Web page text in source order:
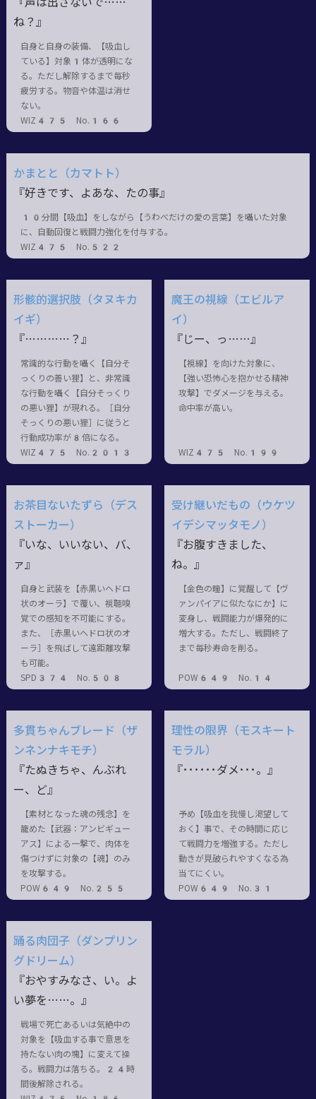
ね？』
自身と自身の装備、【吸血し
ている】対象1体が透明にな
る。ただし解除するまで毎秒
疲労する。物音や体温は消せ
ない。
WIZ475 No.166
かまとと（カマトト）
『好きです、よあな、たの事』
10分間【吸血】をしながら【うわべだけの愛の言葉】を囁いた対象
に、自動回復と戦闘力強化を付与する。
WIZ475 No.522
形骸的選択肢（タヌキカ
イギ）
『…………？』
常識的な行動を囁く【自分そ
っくりの善い狸】と、非常識
な行動を囁く【自分そっくり
の悪い狸】が現れる。［自分
そっくりの悪い狸］に従うと
行動成功率が8倍になる。
WIZ475 No.2013
魔王の視線（エビルア
イ）
『じー、っ……』
【視線】を向けた対象に、
【強い恐怖心を抱かせる精神
攻撃】でダメージを与える。
命中率が高い。
WIZ475 No.199
お茶目ないたずら（デス
ストーカー）
『いな、いいない、バ、
ァ』
自身と武装を【赤黒いヘドロ
状のオーラ】で覆い、視聴嗅
覚での感知を不可能にする。
また、［赤黒いヘドロ状のオ
ーラ］を飛ばして遠距離攻撃
も可能。
SPD374 No.508
受け継いだもの（ウケツ
イデシマッタモノ）
『お腹すきました、
ね。』
【金色の瞳】に覚醒して【ヴ
ァンパイアに似たなにか】に
変身し、戦闘能力が爆発的に
増大する。ただし、戦闘終了
まで毎秒寿命を削る。
POW649 No.14
多貫ちゃんブレード（ザ
ンネンナキモチ）
『たぬきちゃ、んぶれ
ー、ど』
【素材となった魂の残念】を
籠めた【武器：アンビギュー
アス】による一撃で、肉体を
傷つけずに対象の【魂】のみ
を攻撃する。
POW649 No.255
理性の限界（モスキート
モラル）
『･･････ ダメ ･･･。』
予め【吸血を我慢し渇望して
おく】事で、その時間に応じ
て戦闘力を増強する。ただし
動きが見破られやすくなる為
当てにくい。
POW649 No.31
踊る肉団子（ダンプリン
グドリーム）
『おやすみなさ、い。よ
い夢を……。』
戦場で死亡あるいは気絶中の
対象を【吸血する事で意思を
持たない肉の塊】に変えて操
る。戦闘力は落ちる。24時
間後解除される。